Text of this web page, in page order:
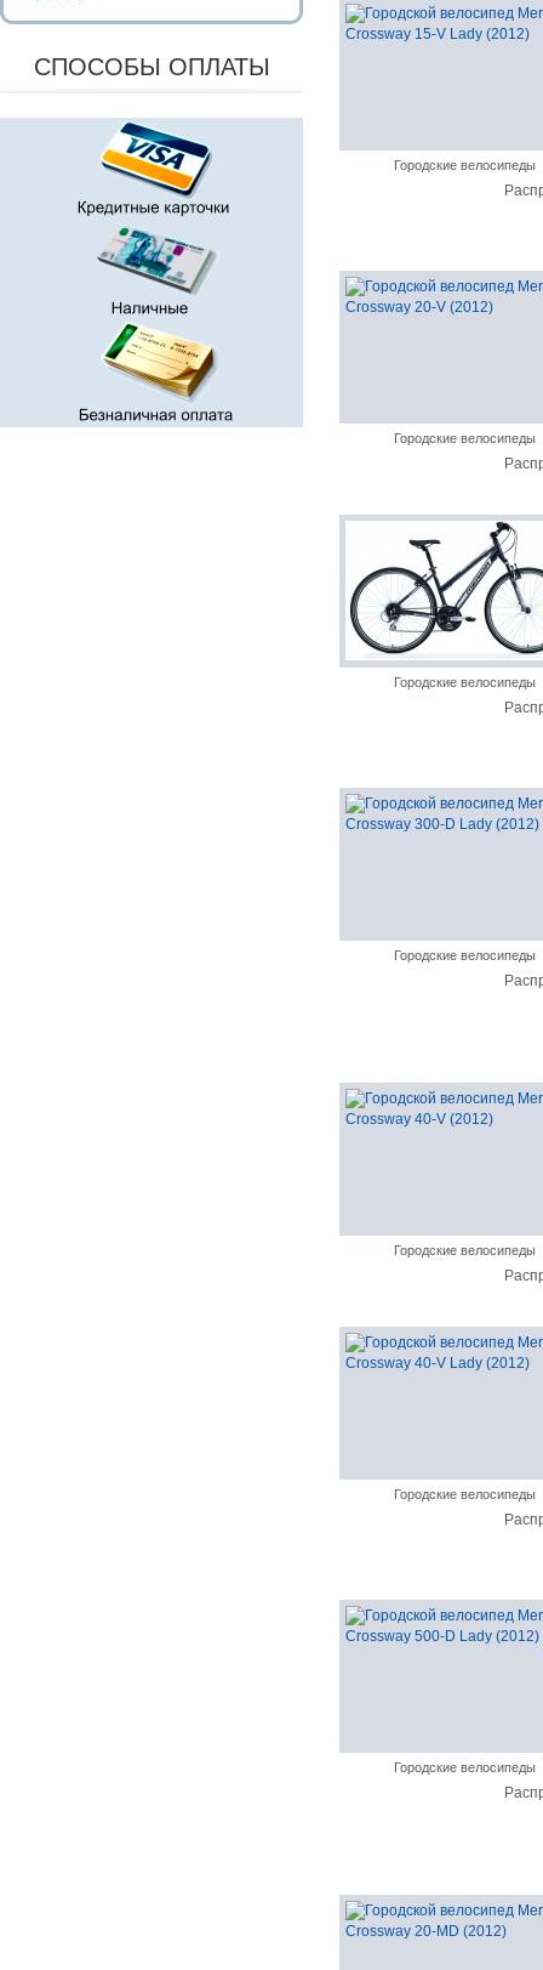
СПОСОБЫ ОПЛАТЫ
Городские велосипеды
Городские велосипеды
Городские велосипеды
Городские велосипеды
Городские велосипеды
Городские велосипеды
Городские велосипеды